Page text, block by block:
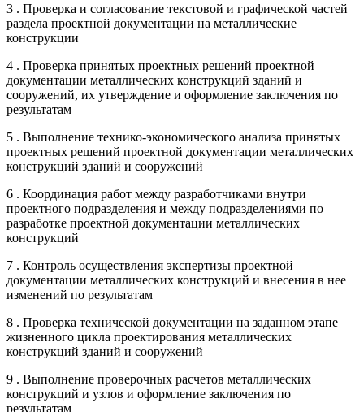
3 . Проверка и согласование текстовой и графической частей
раздела проектной документации на металлические
конструкции
4 . Проверка принятых проектных решений проектной
документации металлических конструкций зданий и
сооружений, их утверждение и оформление заключения по
результатам
5 . Выполнение технико-экономического анализа принятых
проектных решений проектной документации металлических
конструкций зданий и сооружений
6 . Координация работ между разработчиками внутри
проектного подразделения и между подразделениями по
разработке проектной документации металлических
конструкций
7 . Контроль осуществления экспертизы проектной
документации металлических конструкций и внесения в нее
изменений по результатам
8 . Проверка технической документации на заданном этапе
жизненного цикла проектирования металлических
конструкций зданий и сооружений
9 . Выполнение проверочных расчетов металлических
конструкций и узлов и оформление заключения по
результатам